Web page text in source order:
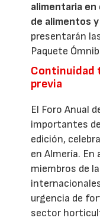
alimentaria en
de alimentos
presentarán
Paquete
Continuidad
previa
El Foro Anual
importantes
edición,
en Almería. En
miembros de
urgencia de
sector